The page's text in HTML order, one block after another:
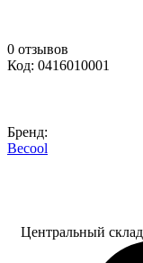
0 отзывов
Код: 0416010001
Бренд:
Becool
Центральный